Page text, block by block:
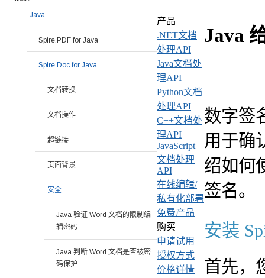
Java
数字签
用于确
绍如何
签名。
安装
首先，
Java
Spire.PDF for Java
Spire.Doc for Java
文档转换
文档操作
超链接
页面背景
安全
Java 验证 Word 文档的限制编
辑密码
Java 判断 Word 文档是否被密
码保护
产品
.NET文档
处理API
Java文档处
理API
Python文档
处理API
C++文档处
理API
JavaScript
文档处理
API
在线编辑/
私有化部署
免费产品
购买
申请试用
授权方式
价格详情